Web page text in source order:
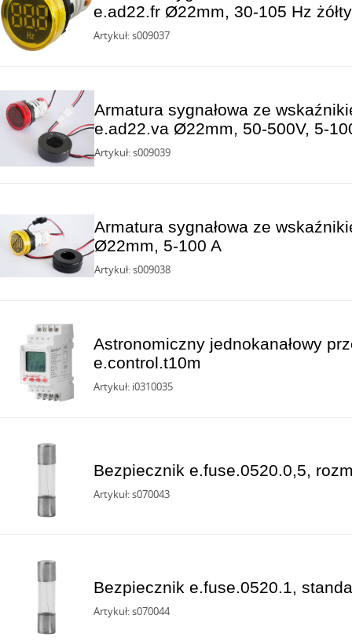
e.ad22.fr Ø22mm, 30-105 Hz żółty
Artykuł: s009037
Armatura sygnałowa ze
e.ad22.va Ø22mm, 50-500V, 5-
Artykuł: s009039
Armatura sygnałowa ze
Ø22mm, 5-100 A
Artykuł: s009038
Astronomiczny jednokanałowy
e.control.t10m
Artykuł: i0310035
Bezpiecznik e.fuse.0520.0,5,
Artykuł: s070043
Bezpiecznik e.fuse.0520.1,
Artykuł: s070044